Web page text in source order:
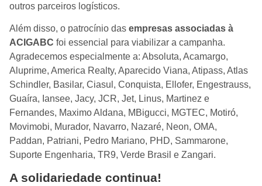
outros parceiros logísticos.
Além disso, o patrocínio das empresas associadas à
ACIGABC foi essencial para viabilizar a campanha.
Agradecemos especialmente a: Absoluta, Acamargo,
Aluprime, America Realty, Aparecido Viana, Atipass, Atlas
Schindler, Basilar, Ciasul, Conquista, Ellofer, Engestrauss,
Guaíra, Iansee, Jacy, JCR, Jet, Linus, Martinez e
Fernandes, Maximo Aldana, MBigucci, MGTEC, Motiró,
Movimobi, Murador, Navarro, Nazaré, Neon, OMA,
Paddan, Patriani, Pedro Mariano, PHD, Sammarone,
Suporte Engenharia, TR9, Verde Brasil e Zangari.
A solidariedade continua!